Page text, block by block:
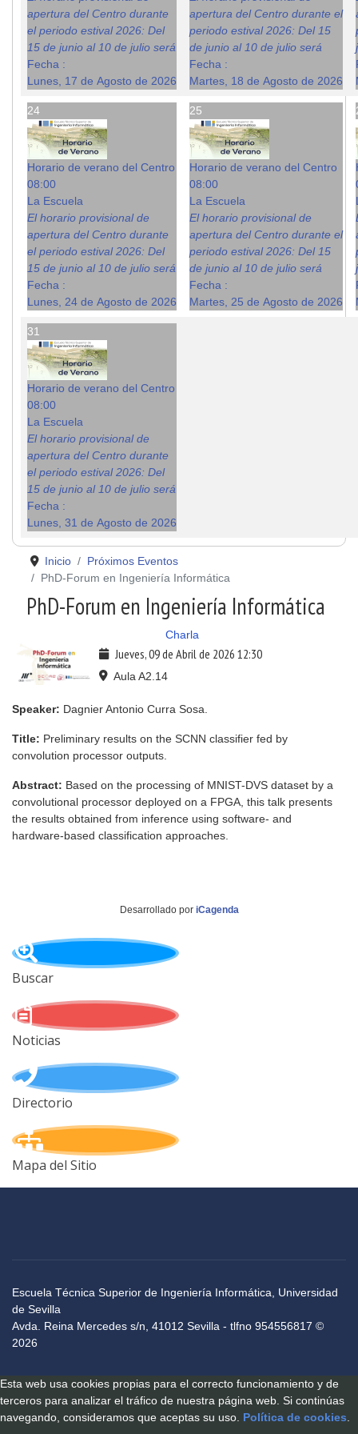
apertura del Centro durante
el periodo estival 2026: Del
15 de junio al 10 de julio será
Fecha :
Lunes, 17 de Agosto de 2026
apertura del Centro durante el
periodo estival 2026: Del 15
de junio al 10 de julio será
Fecha :
Martes, 18 de Agosto de 2026
24
Horario de verano del Centro
08:00
La Escuela
El horario provisional de
apertura del Centro durante
el periodo estival 2026: Del
15 de junio al 10 de julio será
Fecha :
Lunes, 24 de Agosto de 2026
25
Horario de verano del Centro
08:00
La Escuela
El horario provisional de
apertura del Centro durante el
periodo estival 2026: Del 15
de junio al 10 de julio será
Fecha :
Martes, 25 de Agosto de 2026
31
Horario de verano del Centro
08:00
La Escuela
El horario provisional de
apertura del Centro durante
el periodo estival 2026: Del
15 de junio al 10 de julio será
Fecha :
Lunes, 31 de Agosto de 2026
Inicio
Próximos Eventos
PhD-Forum en Ingeniería Informática
PhD-Forum en Ingeniería Informática
Charla
Jueves, 09 de Abril de 2026 12:30
Aula A2.14
Speaker: Dagnier Antonio Curra Sosa.
Title: Preliminary results on the SCNN classifier fed by
convolution processor outputs.
Abstract: Based on the processing of MNIST-DVS dataset by a
convolutional processor deployed on a FPGA, this talk presents
the results obtained from inference using software- and
hardware-based classification approaches.
Desarrollado por iCagenda
Buscar
Noticias
Directorio
Mapa del Sitio
Escuela Técnica Superior de Ingeniería Informática, Universidad
de Sevilla
Avda. Reina Mercedes s/n, 41012 Sevilla - tlfno 954556817 ©
2026
Esta web usa cookies propias para el correcto funcionamiento y de
terceros para analizar el tráfico de nuestra página web. Si continúas
navegando, consideramos que aceptas su uso. Política de cookies.